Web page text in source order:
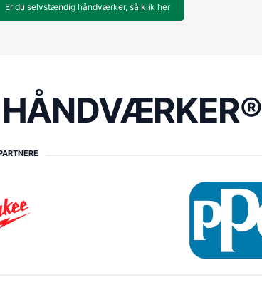
Er du selvstændig håndværker, så klik her